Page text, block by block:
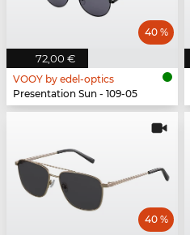
72,00 €
40 %
VOOY by edel-optics
Presentation Sun - 109-05
40 %